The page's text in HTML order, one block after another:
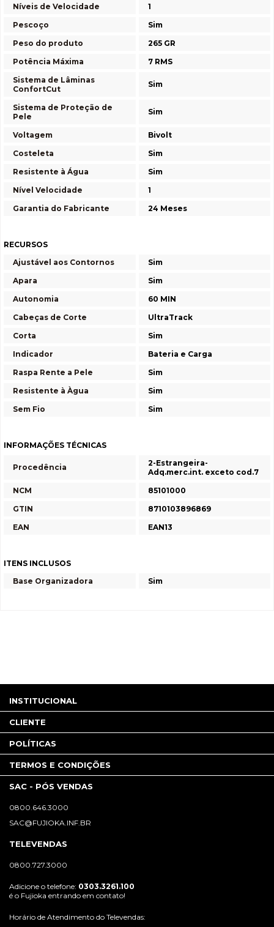
Níveis de Velocidade
1
Pescoço
Sim
Peso do produto
265 GR
Potência Máxima
7 RMS
Sistema de Lâminas
ConfortCut
Sim
Sistema de Proteção de
Pele
Sim
Voltagem
Bivolt
Costeleta
Sim
Resistente à Água
Sim
Nível Velocidade
1
Garantia do Fabricante
24 Meses
RECURSOS
Ajustável aos Contornos
Sim
Apara
Sim
Autonomia
60 MIN
Cabeças de Corte
UltraTrack
Corta
Sim
Indicador
Bateria e Carga
Raspa Rente a Pele
Sim
Resistente à Àgua
Sim
Sem Fio
Sim
INFORMAÇÕES TÉCNICAS
Procedência
2-Estrangeira-
Adq.merc.int. exceto cod.7
NCM
85101000
GTIN
8710103896869
EAN
EAN13
ITENS INCLUSOS
Base Organizadora
Sim
INSTITUCIONAL
CLIENTE
POLÍTICAS
TERMOS E CONDIÇÕES
SAC - PÓS VENDAS
0800.646.3000
SAC@FUJIOKA.INF.BR
TELEVENDAS
0800.727.3000
Adicione o telefone: 0303.3261.100
é o Fujioka entrando em contato!
Horário de Atendimento do Televendas: